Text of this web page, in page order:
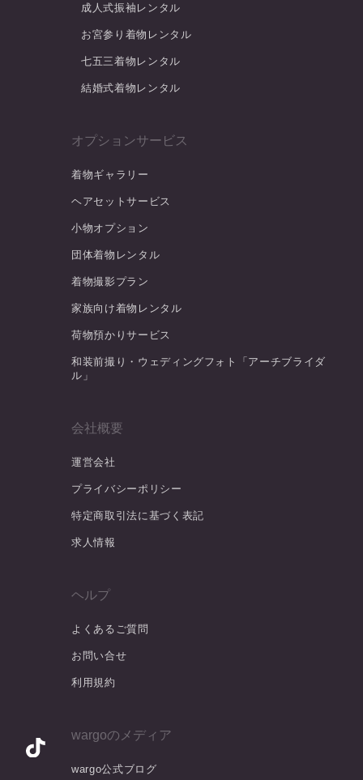
成人式振袖レンタル
お宮参り着物レンタル
七五三着物レンタル
結婚式着物レンタル
オプションサービス
着物ギャラリー
ヘアセットサービス
小物オプション
団体着物レンタル
着物撮影プラン
家族向け着物レンタル
荷物預かりサービス
和装前撮り・ウェディングフォト「アーチブライダ
ル」
会社概要
運営会社
プライバシーポリシー
特定商取引法に基づく表記
求人情報
ヘルプ
よくあるご質問
お問い合せ
利用規約
wargoのメディア
wargo公式ブログ